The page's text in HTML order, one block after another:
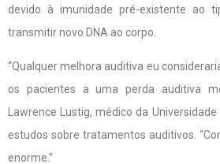
devido à imunidade pré-existente ao
transmitir novo DNA ao corpo.
“Qualquer melhora auditiva eu
os pacientes a uma perda auditiva
Lawrence Lustig, médico da
estudos sobre tratamentos auditivos.
enorme.”